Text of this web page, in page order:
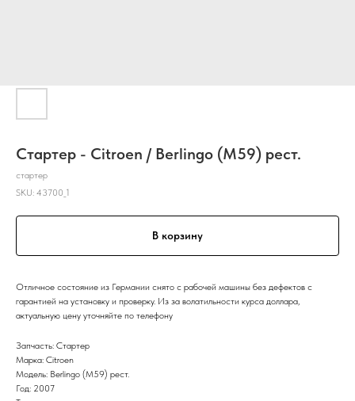
Стартер - Citroen / Berlingo (M59) рест.
стартер
SKU: 43700_1
В корзину
Отличное состояние из Германии снято с рабочей машины без дефектов с
гарантией на установку и проверку. Из за волатильности курса доллара,
актуальную цену уточняйте по телефону
Запчасть: Стартер
Марка: Citroen
Модель: Berlingo (M59) рест.
Год: 2007